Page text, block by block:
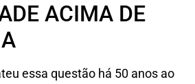
ACIMA DE
essa questão há 50 anos ao